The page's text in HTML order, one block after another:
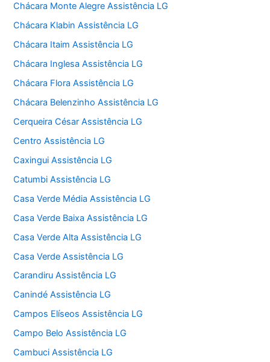
Chácara Monte Alegre Assistência LG
Chácara Klabin Assistência LG
Chácara Itaim Assistência LG
Chácara Inglesa Assistência LG
Chácara Flora Assistência LG
Chácara Belenzinho Assistência LG
Cerqueira César Assistência LG
Centro Assistência LG
Caxingui Assistência LG
Catumbi Assistência LG
Casa Verde Média Assistência LG
Casa Verde Baixa Assistência LG
Casa Verde Alta Assistência LG
Casa Verde Assistência LG
Carandiru Assistência LG
Canindé Assistência LG
Campos Elíseos Assistência LG
Campo Belo Assistência LG
Cambuci Assistência LG